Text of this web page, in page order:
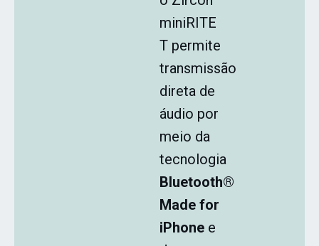
miniRITE
T permite
transmissão
direta de
áudio por
meio da
tecnologia
Bluetooth®
Made for
iPhone e